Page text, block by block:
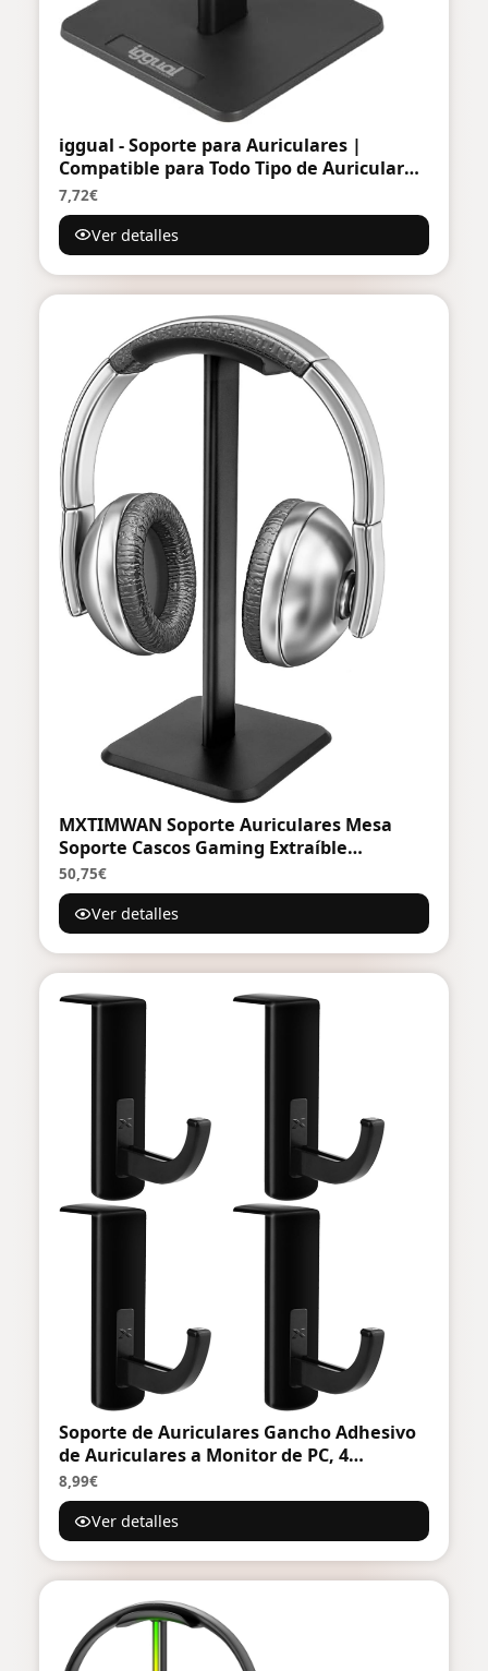
iggual - Soporte para Auriculares |
Compatible para Todo Tipo de Auriculares
- Color Negro - Medidas 22 x 9,5 x 9,5 cm
7,72€
Ver detalles
MXTIMWAN Soporte Auriculares Mesa
Soporte Cascos Gaming Extraíble
Headphone Stand Para Todos Los
Tamaños De Auriculares Para Auriculares
Adecuado Para Sobremesa | Negro
50,75€
Ver detalles
Soporte de Auriculares Gancho Adhesivo
de Auriculares a Monitor de PC, 4
Paquetes, Negro
8,99€
Ver detalles